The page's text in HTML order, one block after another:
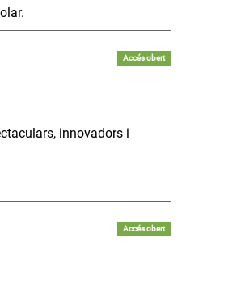
Accés obert
innovadors i
Accés obert